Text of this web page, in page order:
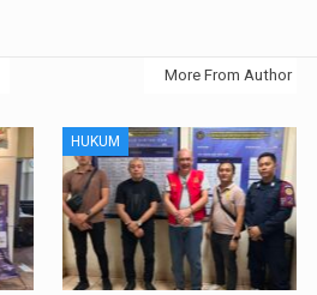
More From Author
HUKUM